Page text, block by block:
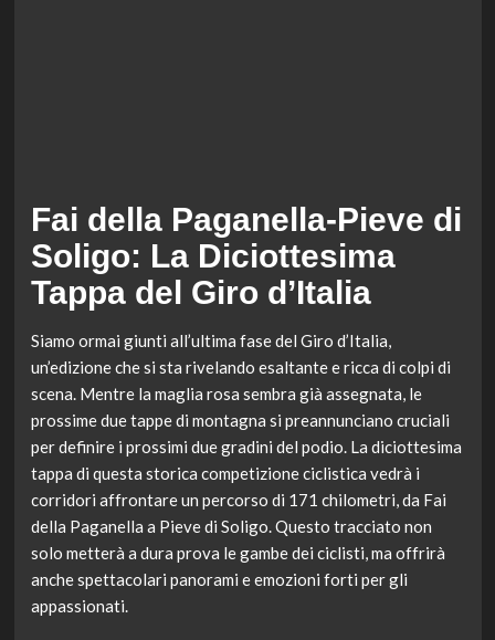
Fai della Paganella-Pieve di
Soligo: La Diciottesima
Tappa del Giro d’Italia
Siamo ormai giunti all’ultima fase del Giro d’Italia,
un’edizione che si sta rivelando esaltante e ricca di colpi di
scena. Mentre la maglia rosa sembra già assegnata, le
prossime due tappe di montagna si preannunciano cruciali
per definire i prossimi due gradini del podio. La diciottesima
tappa di questa storica competizione ciclistica vedrà i
corridori affrontare un percorso di 171 chilometri, da Fai
della Paganella a Pieve di Soligo. Questo tracciato non
solo metterà a dura prova le gambe dei ciclisti, ma offrirà
anche spettacolari panorami e emozioni forti per gli
appassionati.